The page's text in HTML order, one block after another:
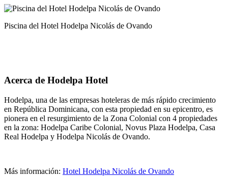
Piscina del Hotel Hodelpa Nicolás de Ovando
Acerca de Hodelpa Hotel
Hodelpa, una de las empresas hoteleras de más rápido crecimiento
en República Dominicana, con esta propiedad en su epicentro, es
pionera en el resurgimiento de la Zona Colonial con 4 propiedades
en la zona: Hodelpa Caribe Colonial, Novus Plaza Hodelpa, Casa
Real Hodelpa y Hodelpa Nicolás de Ovando.
Más información: Hotel Hodelpa Nicolás de Ovando